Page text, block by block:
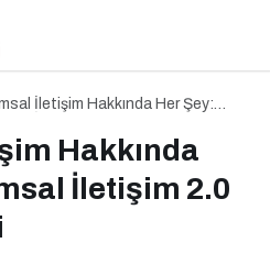
İletişim Hakkında Her Şey:
Hakkında
İletişim 2.0
Podcast Serisi: